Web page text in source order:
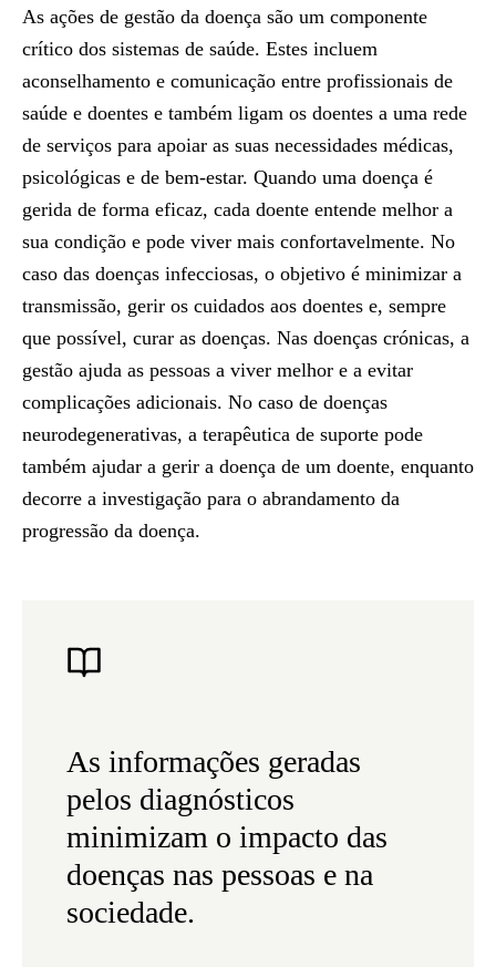
As ações de gestão da doença são um componente
crítico dos sistemas de saúde. Estes incluem
aconselhamento e comunicação entre profissionais de
saúde e doentes e também ligam os doentes a uma rede
de serviços para apoiar as suas necessidades médicas,
psicológicas e de bem-estar. Quando uma doença é
gerida de forma eficaz, cada doente entende melhor a
sua condição e pode viver mais confortavelmente. No
caso das doenças infecciosas, o objetivo é minimizar a
transmissão, gerir os cuidados aos doentes e, sempre
que possível, curar as doenças. Nas doenças crónicas, a
gestão ajuda as pessoas a viver melhor e a evitar
complicações adicionais. No caso de doenças
neurodegenerativas, a terapêutica de suporte pode
também ajudar a gerir a doença de um doente, enquanto
decorre a investigação para o abrandamento da
progressão da doença.
As informações geradas
pelos diagnósticos
minimizam o impacto das
doenças nas pessoas e na
sociedade.